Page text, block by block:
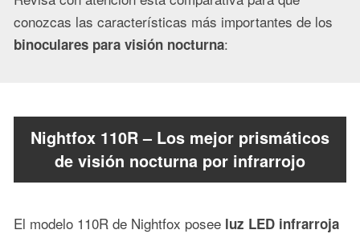
conozcas las características más importantes de los
binoculares para visión nocturna:
Nightfox 110R – Los mejor prismáticos
de visión nocturna por infrarrojo
El modelo 110R de Nightfox posee luz LED infrarroja